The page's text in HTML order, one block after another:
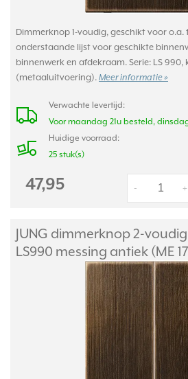
Dimmerknop 1-voudig, geschikt voor o.a.
onderstaande lijst voor geschikte
binnenwerk en afdekraam. Serie: LS 990,
(metaaluitvoering). Meer informatie »
Verwachte levertijd:
Voor maandag 21u besteld,
Huidige voorraad:
25 stuk(s)
47,95 +
-
JUNG dimmerknop 2-
LS990 messing antiek (ME